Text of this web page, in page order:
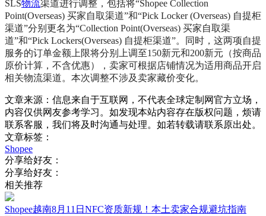
SLS物流渠道进行调整，包括将“Shopee Collection
Point(Overseas) 买家自取渠道”和“Pick Locker (Overseas) 自提柜
渠道”分别更名为“Collection Point(Overseas) 买家自取渠
道”和“Pick Lockers(Overseas) 自提柜渠道”。同时，这两项自提
服务的订单金额上限将分别上调至150新元和200新元（按商品
原价计算，不含优惠），卖家可根据店铺情况为适用商品开启
相关物流渠道。本次调整不涉及卖家藏价变化。
文章来源：信息来自于互联网，不代表全球定制网官方立场，
内容仅供网友参考学习。如发现本站内容存在版权问题，烦请
联系客服，我们将及时沟通与处理。如若转载请联系原出处。
文章标签：
Shopee
分享给好友：
分享给好友：
相关推荐
Shopee越南8月11日NFC资质新规！本土卖家合规避坑指南